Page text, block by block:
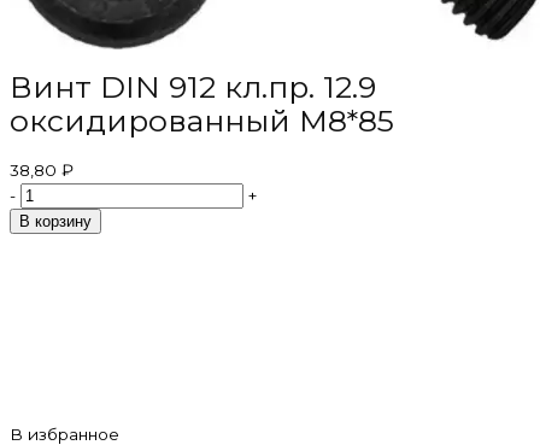
Винт DIN 912 кл.пр. 12.9
оксидированный M8*85
38,80 ₽
-
+
В корзину
В избранное